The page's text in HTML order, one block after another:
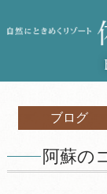
ブログ
阿蘇の